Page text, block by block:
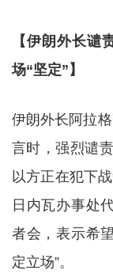
【伊朗外长
场“坚定”】
伊朗外长阿拉
言时，强烈谴
以方正在犯下
日内瓦办事处
者会，表示希
定立场”。